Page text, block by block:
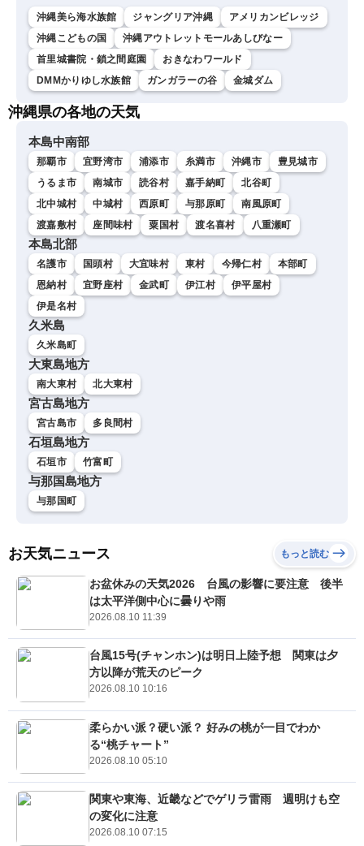
沖縄美ら海水族館 ジャングリア沖縄
アメリカンビレッジ
沖縄こどもの国
沖縄アウトレットモールあしびなー
首里城書院・鎖之間庭園
おきなわワールド
DMMかりゆし水族館
ガンガラーの谷 金城ダム
沖縄県の各地の天気
本島中南部
那覇市 宜野湾市 浦添市 糸満市 沖縄市
豊見城市
うるま市
南城市 読谷村 嘉手納町
北谷町
北中城村
中城村 西原町 与那原町
南風原町
渡嘉敷村
座間味村 粟国村 渡名喜村 八重瀬町
本島北部
名護市 国頭村 大宜味村 東村 今帰仁村
本部町
恩納村
宜野座村 金武町 伊江村
伊平屋村
伊是名村
久米島
久米島町
大東島地方
南大東村 北大東村
宮古島地方
宮古島市 多良間村
石垣島地方
石垣市 竹富町
与那国島地方
与那国町
お天気ニュース もっと読む
お盆休みの天気2026 台風の影響に要注意 後半
は太平洋側中心に曇りや雨
2026.08.10 11:39
台風15号(チャンホン)は明日上陸予想 関東は夕
方以降が荒天のピーク
2026.08.10 10:16
柔らかい派？硬い派？ 好みの桃が一目でわか
る“桃チャート”
2026.08.10 05:10
関東や東海、近畿などでゲリラ雷雨 週明けも空
の変化に注意
2026.08.10 07:15